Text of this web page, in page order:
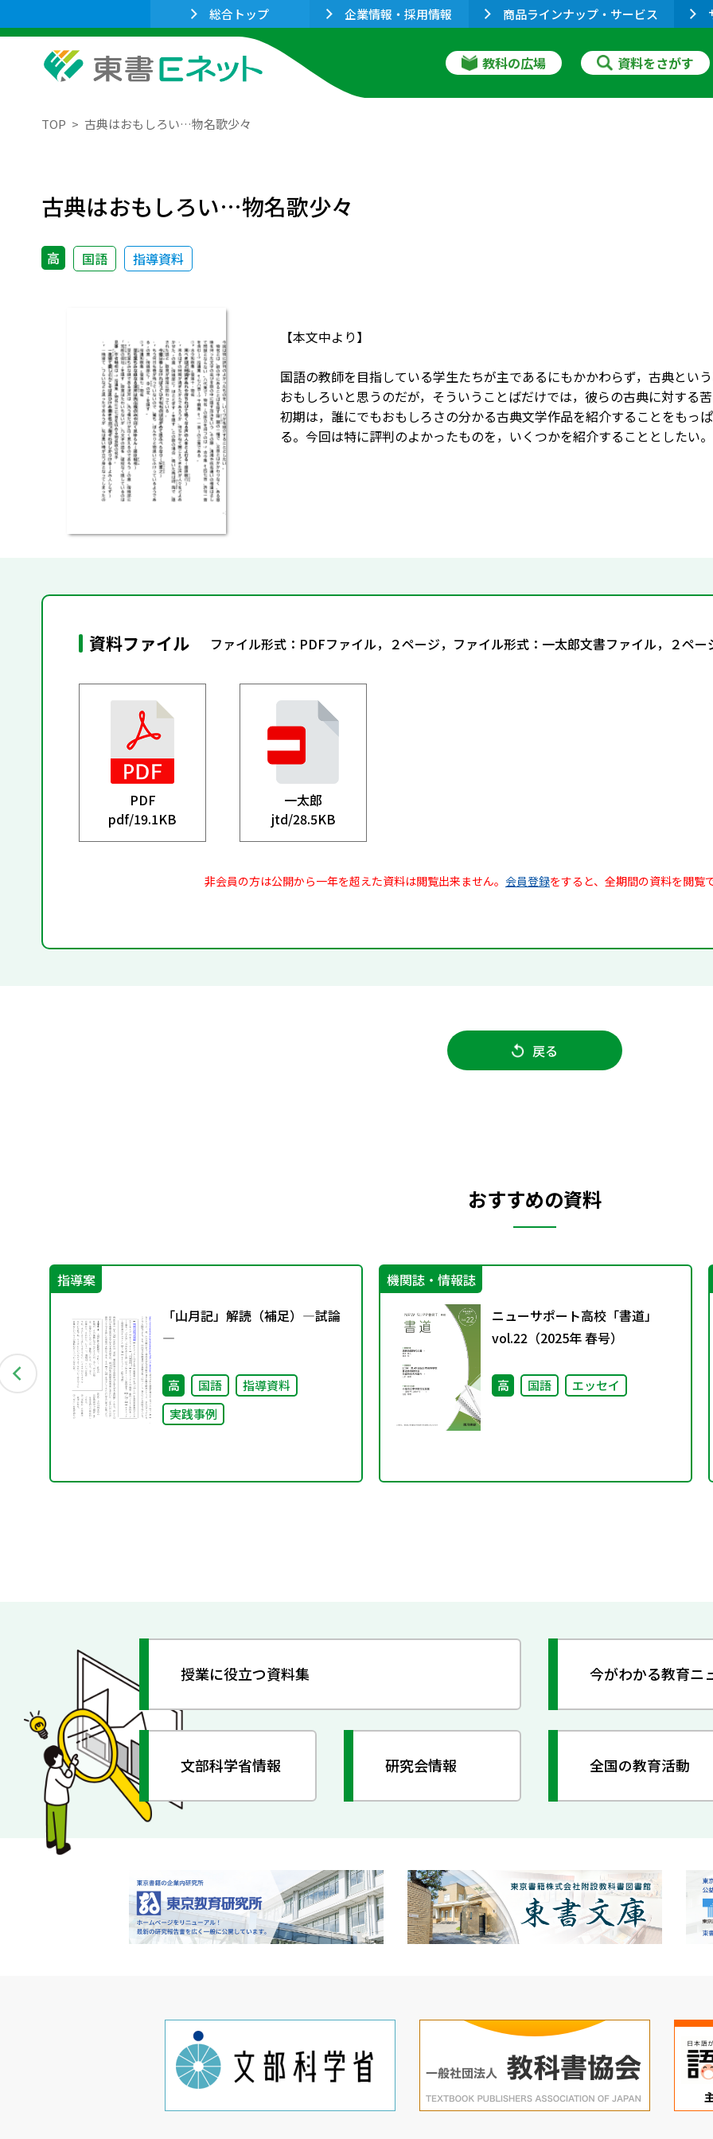
総合トップ 企業情報・採用情報 商品ラインナップ・サービス
教科の広場 資料をさがす
TOP 古典はおもしろい…物名歌少々
古典はおもしろい…物名歌少々
高 国語 指導資料
【本文中より】
国語の教師を目指している学生たちが主であるにもかかわらず，古典とい
おもしろいと思うのだが，そういうことばだけでは，彼らの古典に対する
初期は，誰にでもおもしろさの分かる古典文学作品を紹介することをもっ
る。今回は特に評判のよかったものを，いくつかを紹介することとしたい。
資料ファイル ファイル形式：PDFファイル，２ページ，ファイル形式：一太郎文書ファイル，２ペー
PDF
pdf/19.1KB
一太郎
jtd/28.5KB
非会員の方は公開から一年を超えた資料は閲覧出来ません。 会員登録をすると、全期間の資料を閲覧
戻る
おすすめの資料
あ
指導案
「山月記」解読（補足）―試論
―
高 国語
指導資料
実践事例
機関誌・情報誌
ニューサポート高校「書道」
vol.22（2025年 春号）
高 国語 エッセイ
授業に役立つ資料集 今がわかる教育ニ
文部科学省情報 研究会情報 全国の教育活動